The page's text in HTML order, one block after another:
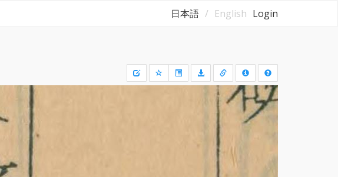
日本語 English Login
Draw
a